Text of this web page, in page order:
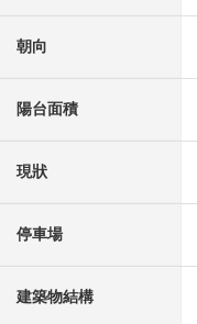
朝向
陽台面積
現狀
停車場
建築物結構